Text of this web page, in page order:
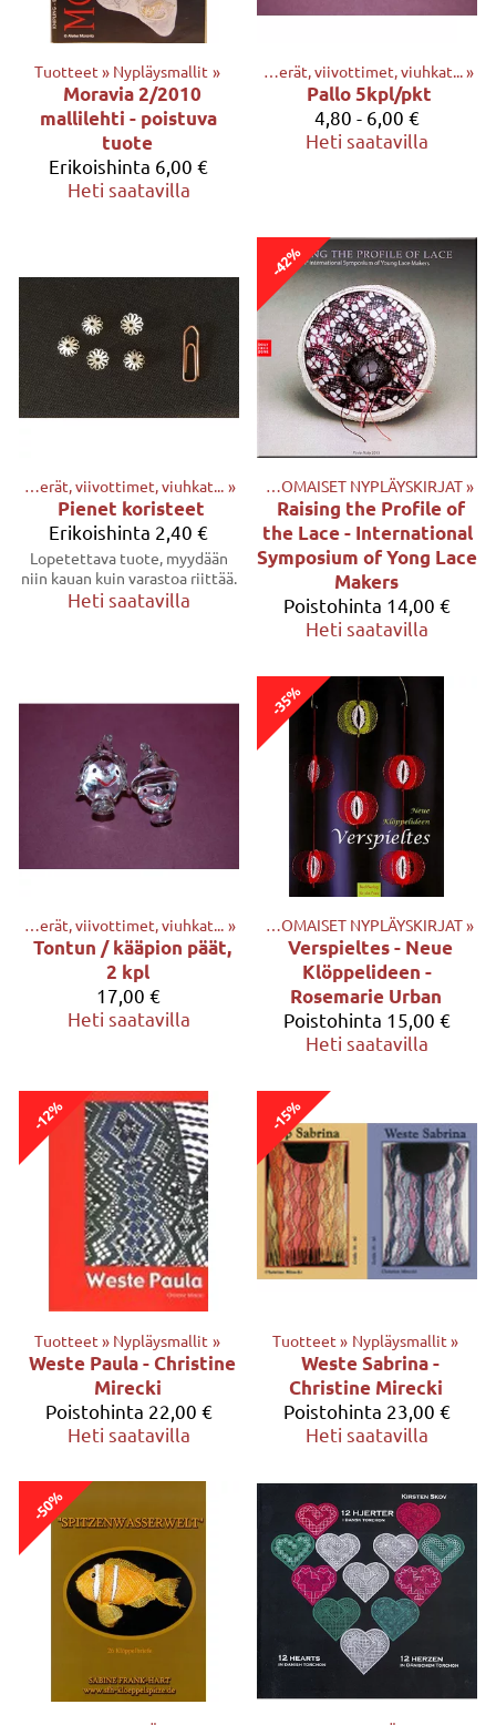
Tuotteet ‪» Nypläysmallit ‪»
Moravia 2/2010
mallilehti - poistuva
tuote
Erikoishinta 6,00 €
Heti saatavilla
‪» Muut tuotteet mm. avaimenperät, viivottimet, viuhkat...‪»
Pallo 5kpl/pkt
4,80 - 6,00 €
Heti saatavilla
Muut tuotteet mm. avaimenperät, viivottimet, viuhkat... ‪»
Pienet koristeet
Erikoishinta 2,40 €
Lopetettava tuote, myydään
niin kauan kuin varastoa riittää.
Heti saatavilla
-42%
Tuotteet‪» KIRJAT ULKOMAISET NYPLÄYSKIRJAT‪»
Raising the Profile of
the Lace - International
Symposium of Yong Lace
Makers
Poistohinta 14,00 €
Heti saatavilla
Muut tuotteet mm. avaimenperät, viivottimet, viuhkat... ‪»
Tontun / kääpion päät,
2 kpl
17,00 €
Heti saatavilla
-35%
Tuotteet‪» KIRJAT ULKOMAISET NYPLÄYSKIRJAT‪»
Verspieltes - Neue
Klöppelideen -
Rosemarie Urban
Poistohinta 15,00 €
Heti saatavilla
-12%
Tuotteet ‪» Nypläysmallit ‪»
Weste Paula - Christine
Mirecki
Poistohinta 22,00 €
Heti saatavilla
-15%
Tuotteet ‪» Nypläysmallit ‪»
Weste Sabrina -
Christine Mirecki
Poistohinta 23,00 €
Heti saatavilla
-50%